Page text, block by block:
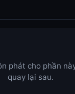
phát cho phần
quay lại sau.